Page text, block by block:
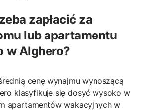
zapłacić za
lub apartamentu
w Alghero?
cenę wynajmu wynoszącą
klasyfikuje się dosyć wysoko w
apartamentów wakacyjnych w